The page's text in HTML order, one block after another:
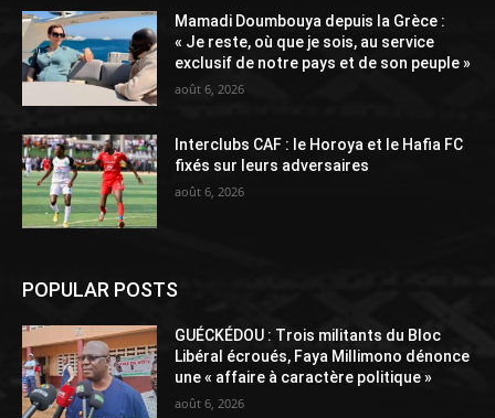
Mamadi Doumbouya depuis la Grèce :
« Je reste, où que je sois, au service
exclusif de notre pays et de son peuple »
août 6, 2026
Interclubs CAF : le Horoya et le Hafia FC
fixés sur leurs adversaires
août 6, 2026
POPULAR POSTS
GUÉCKÉDOU : Trois militants du Bloc
Libéral écroués, Faya Millimono dénonce
une « affaire à caractère politique »
août 6, 2026